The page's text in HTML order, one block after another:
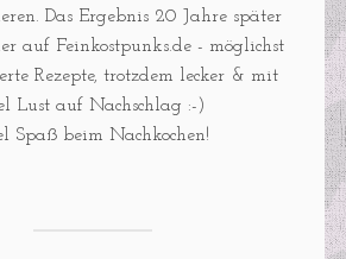
Das Ergebnis 20 Jahre später
auf Feinkostpunks.de - möglichst
Rezepte, trotzdem lecker & mit
Lust auf Nachschlag :-)
Spaß beim Nachkochen!